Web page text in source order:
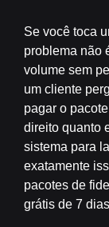
Se você toca
problema não
volume sem
um cliente
pagar o
direito quanto
sistema para
exatamente
pacotes de
grátis de 7